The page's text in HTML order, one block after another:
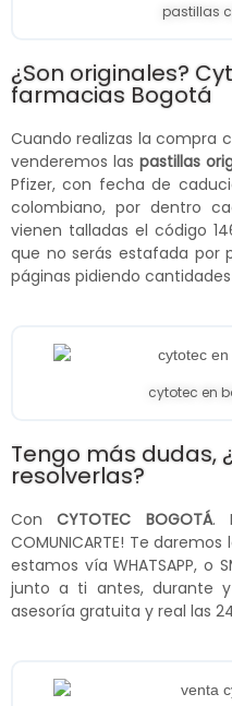
pastillas
¿Son originales?
farmacias Bogotá
Cuando realizas la compra
venderemos las pastillas
Pfizer, con fecha de
colombiano, por dentro
vienen talladas el código
que no serás estafada por
páginas pidiendo
cytotec en
Tengo más dudas,
resolverlas?
ConCYTOTEC BOGOTÁ.
COMUNICARTE! Te
estamos vía WHATSAPP, o
junto a ti antes, durante
asesoría gratuita y real las